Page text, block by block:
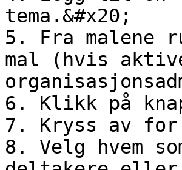
tema.&#x20;
5. Fra malene
mal (hvis
6. Klikk på
7. Kryss av for
8. Velg hvem